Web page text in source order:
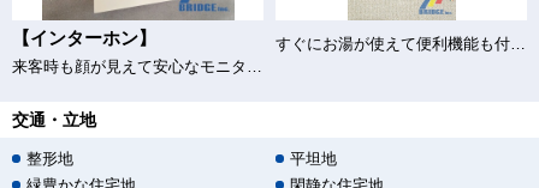
【インターホン】
来客時も顔が見えて安心なモニター付きインターホン
すぐにお湯が使えて便利機能も付き給湯器♪
交通・立地
整形地
平坦地